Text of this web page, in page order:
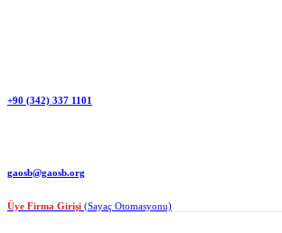
+90 (342) 337 1101
gaosb@gaosb.org
Üye Firma Girişi (Sayaç Otomasyonu)